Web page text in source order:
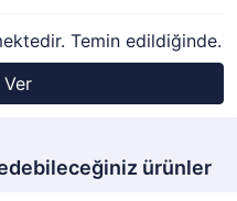
Temin edildiğinde.
ürünler